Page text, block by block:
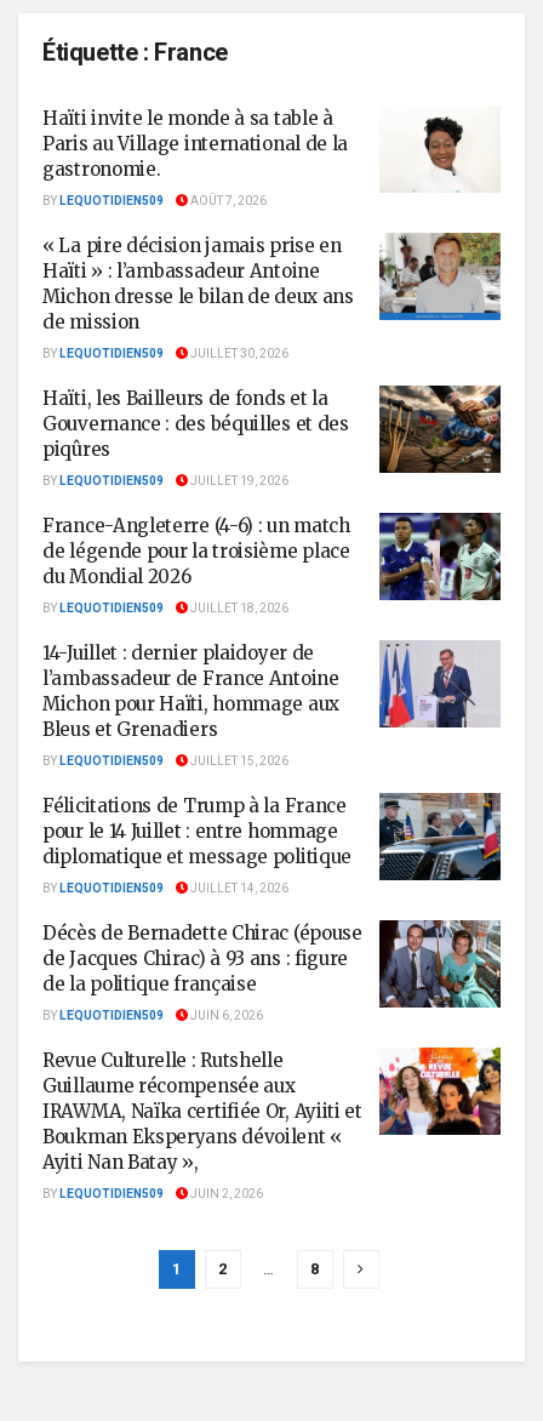
Étiquette : France
Haïti invite le monde à sa table à
Paris au Village international de la
gastronomie.
BYLEQUOTIDIEN509 AOÛT 7, 2026
« La pire décision jamais prise en
Haïti » : l’ambassadeur Antoine
Michon dresse le bilan de deux ans
de mission
BYLEQUOTIDIEN509 JUILLET 30, 2026
Haïti, les Bailleurs de fonds et la
Gouvernance : des béquilles et des
piqûres
BYLEQUOTIDIEN509 JUILLET 19, 2026
France-Angleterre (4-6) : un match
de légende pour la troisième place
du Mondial 2026
BYLEQUOTIDIEN509 JUILLET 18, 2026
14-Juillet : dernier plaidoyer de
l’ambassadeur de France Antoine
Michon pour Haïti, hommage aux
Bleus et Grenadiers
BYLEQUOTIDIEN509 JUILLET 15, 2026
Félicitations de Trump à la France
pour le 14 Juillet : entre hommage
diplomatique et message politique
BYLEQUOTIDIEN509 JUILLET 14, 2026
Décès de Bernadette Chirac (épouse
de Jacques Chirac) à 93 ans : figure
de la politique française
BYLEQUOTIDIEN509 JUIN 6, 2026
Revue Culturelle : Rutshelle
Guillaume récompensée aux
IRAWMA, Naïka certifiée Or, Ayiiti et
Boukman Eksperyans dévoilent «
Ayiti Nan Batay »,
BYLEQUOTIDIEN509 JUIN 2, 2026
1 2 … 8